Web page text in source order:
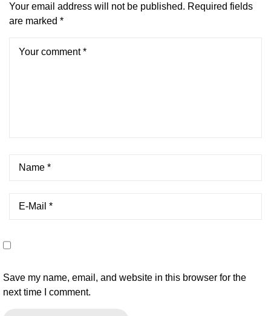
Your email address will not be published. Required fields
are marked *
Save my name, email, and website in this browser for the
next time I comment.